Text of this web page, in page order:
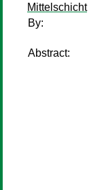
Mittelschicht
By:
Abstract: